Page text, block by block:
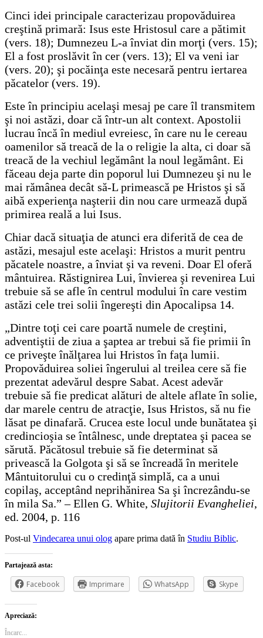
Cinci idei principale caracterizau propovăduirea
creştină primară: Isus este Hristosul care a pătimit
(vers. 18); Dumnezeu L-a înviat din morţi (vers. 15);
El a fost proslăvit în cer (vers. 13); El va veni iar
(vers. 20); şi pocăinţa este necesară pentru iertarea
păcatelor (vers. 19).
Este în principiu acelaşi mesaj pe care îl transmitem
şi noi astăzi, doar că într-un alt context. Apostolii
lucrau încă în mediul evreiesc, în care nu le cereau
oamenilor să treacă de la o religie la alta, ci doar să
treacă de la vechiul legământ la noul legământ. Ei
făceau deja parte din poporul lui Dumnezeu şi nu le
mai rămânea decât să-L primească pe Hristos şi să
aibă experienţa naşterii din nou care urmează după
primirea reală a lui Isus.
Chiar dacă situaţia de atunci era diferită de cea de
astăzi, mesajul este acelaşi: Hristos a murit pentru
păcatele noastre, a înviat şi va reveni. Doar El oferă
mântuirea. Răstignirea Lui, învierea şi revenirea Lui
trebuie să se afle în centrul modului în care vestim
astăzi cele trei solii îngereşti din Apocalipsa 14.
„Dintre toţi cei care poartă numele de creştini,
adventiştii de ziua a şaptea ar trebui să fie primii în
ce priveşte înălţarea lui Hristos în faţa lumii.
Propovăduirea soliei îngerului al treilea cere să fie
prezentat adevărul despre Sabat. Acest adevăr
trebuie să fie predicat alături de altele aflate în solie,
dar marele centru de atracţie, Isus Hristos, să nu fie
lăsat pe dinafară. Crucea este locul unde bunătatea şi
credincioşia se întâlnesc, unde dreptatea şi pacea se
sărută. Păcătosul trebuie să fie determinat să
privească la Golgota şi să se încreadă în meritele
Mântuitorului cu o credinţă simplă, ca a unui
copilaş, acceptând neprihănirea Sa şi încrezându-se
în mila Sa.” – Ellen G. White, Slujitorii Evangheliei,
ed. 2004, p. 116
Post-ul Vindecarea unui olog apare prima dată în Studiu Biblic.
Partajează asta:
Facebook Imprimare WhatsApp Skype
Apreciază:
Încarc...